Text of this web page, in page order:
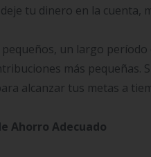
tu dinero en la cuenta,
un largo
más pequeñas.
alcanzar tus metas a
Ahorro Adecuado